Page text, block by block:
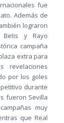
fue
Además de
lograron
Betis y Rayo
campaña
extra para
revelaciones
por los goles
durante
fueron Sevilla
muy
que Real